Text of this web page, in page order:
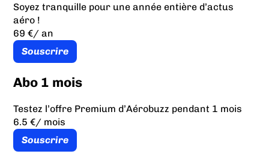
Soyez tranquille pour une année entière d’actus
aéro !
69 €/ an
Souscrire
Abo 1 mois
Testez l’offre Premium d’Aérobuzz pendant 1 mois
6.5 €/ mois
Souscrire